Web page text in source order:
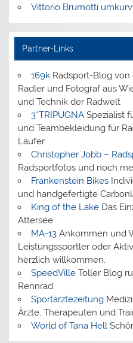
Vittorio Brumotti
Partner-Links
169kRadsport-Blog von
Radler und Fotograf aus
und Technik der Radwelt
3*TRIPUGNASpezialist
und Teambekleidung für
Läufer
Christopher Jobb –
Radsportfotos und noch
Frankenstein Bikes
und handgefertigte
King of the LakeDas
Attersee
MA-13Ankommen und
Leistungssportler oder
herzlich willkommen.
SpeedVilleToller Blog
Rennrad
Sportärztezeitung
Ärzte, Therapeuten und
World of Tana Hell